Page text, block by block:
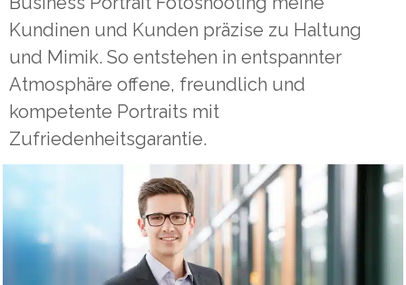
Kundinen und Kunden präzise zu Haltung
und Mimik. So entstehen in entspannter
Atmosphäre offene, freundlich und
kompetente Portraits mit
Zufriedenheitsgarantie.